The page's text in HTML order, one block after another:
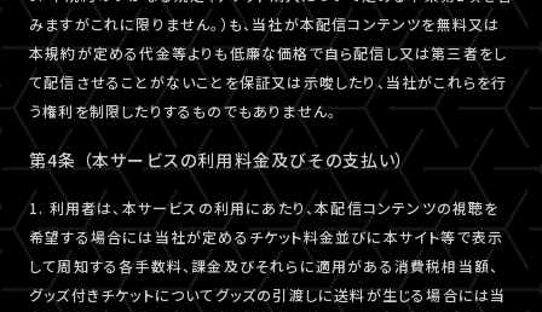
みますがこれに限りません。）も、当社が本配信コンテンツを無料又は
本規約が定める代金等よりも低廉な価格で自ら配信し又は第三者をし
て配信させることがないことを保証又は示唆したり、当社がこれらを行
う権利を制限したりするものでもありません。
第4条 （本サービスの利用料金及びその支払い）
1. 利用者は、本サービスの利用にあたり、本配信コンテンツの視聴を
希望する場合には当社が定めるチケット料金並びに本サイト等で表示
して周知する各手数料、課金及びそれらに適用がある消費税相当額、
グッズ付きチケットについてグッズの引渡しに送料が生じる場合には当